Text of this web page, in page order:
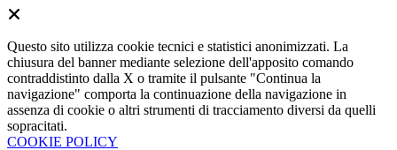
Questo sito utilizza cookie tecnici e statistici anonimizzati. La
chiusura del banner mediante selezione dell'apposito comando
contraddistinto dalla X o tramite il pulsante "Continua la
navigazione" comporta la continuazione della navigazione in
assenza di cookie o altri strumenti di tracciamento diversi da quelli
sopracitati.
COOKIE POLICY